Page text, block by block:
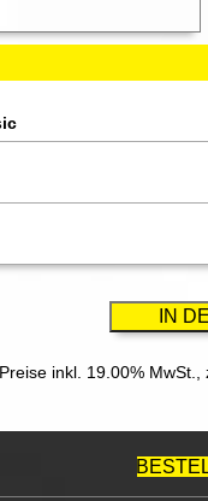
inkl. 19.00% MwSt.,